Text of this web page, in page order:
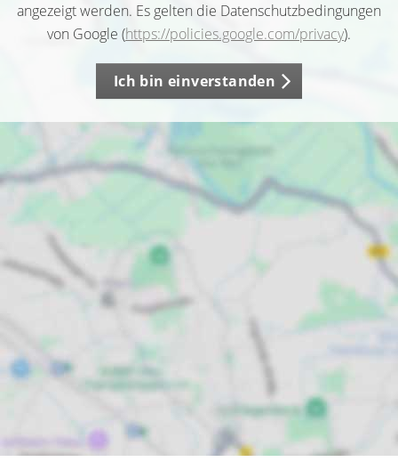
angezeigt werden. Es gelten die Datenschutzbedingungen
von Google (https://policies.google.com/privacy).
Ich bin einverstanden